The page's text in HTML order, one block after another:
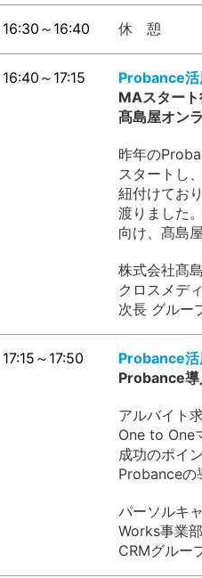
16:30～16:40 休 憩
16:40～17:15
Probance活
MAスター
髙島屋オン
昨年の
スタートし
紐付けてお
渡りました
向け、髙島
株式会社髙
クロスメデ
次長 グル
17:15～17:50
Probance活
Probance導
アルバイト
One to One
成功のポイ
Probanceの
パーソルキ
Works事業
CRMグルー